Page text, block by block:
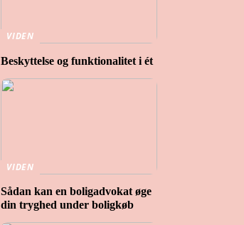
VIDEN
Beskyttelse og funktionalitet i ét
VIDEN
Sådan kan en boligadvokat øge
din tryghed under boligkøb